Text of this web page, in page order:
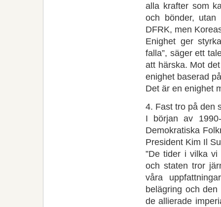
alla krafter som
och bönder,
DFRK, men
Enighet ger
falla”, säger ett
att härska. Mot
enighet baserad
Det är en enighet
4. Fast tro på den
I början av
Demokratiska
President Kim Il
”De tider i vilka
och staten tror
våra
belägring och
de allierade